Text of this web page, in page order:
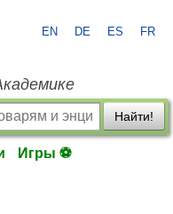
EN DE ES FR
Найти!
Игры ⚽